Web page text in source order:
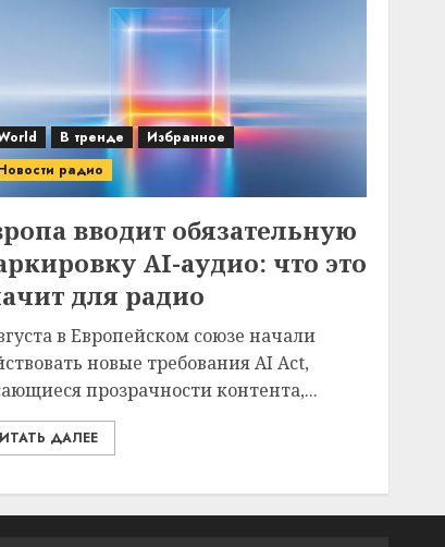
В тренде
Избранное
радио
вводит обязательную
AI-аудио: что это
для радио
в Европейском союзе начали
новые требования AI Act,
прозрачности контента,...
ДАЛЕЕ